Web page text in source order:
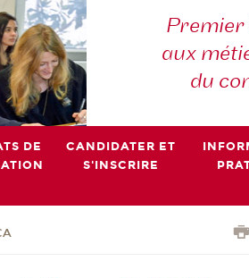
aux
du
DE
CANDIDATER ET
S'INSCRIRE